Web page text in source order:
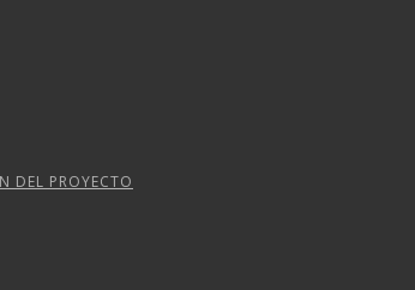
DEL PROYECTO